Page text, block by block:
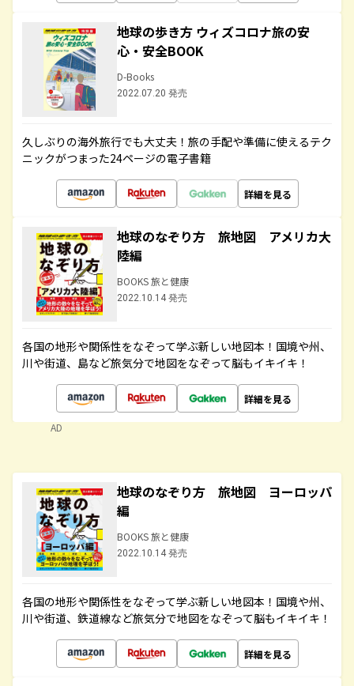
地球の歩き方 ウィズコロナ旅の安
心・安全BOOK
D-Books
2022.07.20 発売
久しぶりの海外旅行でも大丈夫！旅の手配や準備に使えるテク
ニックがつまった24ページの電子書籍
詳細を見る
地球のなぞり方 旅地図 アメリカ大
陸編
BOOKS 旅と健康
2022.10.14 発売
各国の地形や関係性をなぞって学ぶ新しい地図本！国境や州、
川や街道、島など旅気分で地図をなぞって脳もイキイキ！
詳細を見る
AD
地球のなぞり方 旅地図 ヨーロッパ
編
BOOKS 旅と健康
2022.10.14 発売
各国の地形や関係性をなぞって学ぶ新しい地図本！国境や州、
川や街道、鉄道線など旅気分で地図をなぞって脳もイキイキ！
詳細を見る